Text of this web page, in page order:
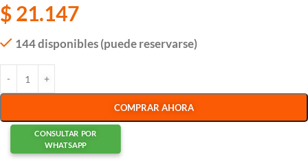
$21.147
144 disponibles (puede reservarse)
COMPRAR AHORA
CONSULTAR POR
WHATSAPP